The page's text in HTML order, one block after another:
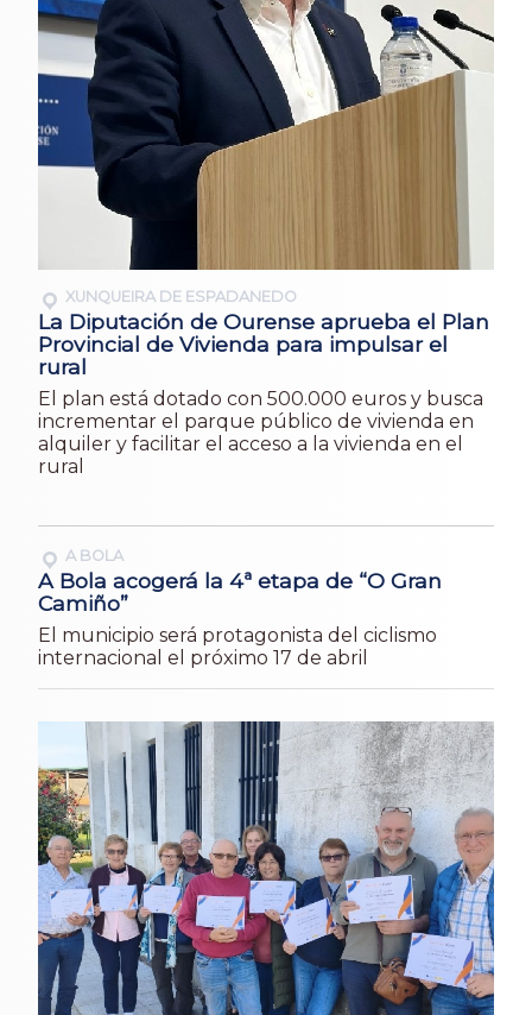
XUNQUEIRA DE ESPADANEDO
La Diputación de Ourense aprueba el Plan
Provincial de Vivienda para impulsar el
rural
El plan está dotado con 500.000 euros y busca
incrementar el parque público de vivienda en
alquiler y facilitar el acceso a la vivienda en el
rural
A BOLA
A Bola acogerá la 4ª etapa de “O Gran
Camiño”
El municipio será protagonista del ciclismo
internacional el próximo 17 de abril